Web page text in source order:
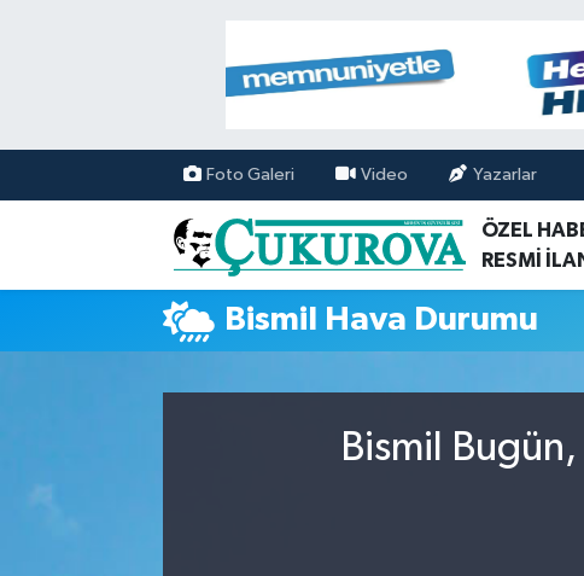
Foto Galeri Video Yazarlar
ÖZEL
RESMİ
Bismil Hava Durumu
Bismil Bugün,
Mersin Nöbetçi Eczaneler
Mersin Hava Durumu
Mersin Namaz Vakitleri
Mersin Trafik Yoğunluk Haritası
Süper Lig Puan Durumu ve Fikstür
Tüm Manşetler